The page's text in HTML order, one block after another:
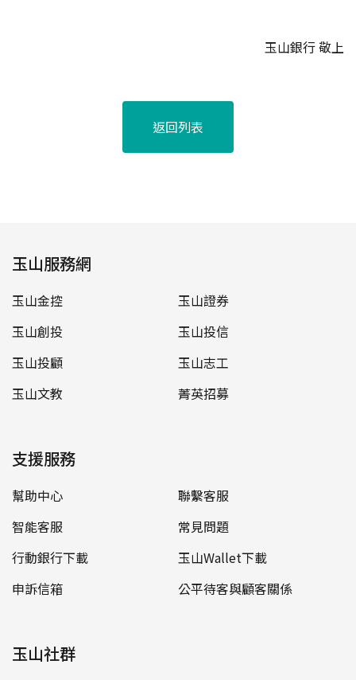
玉山銀行 敬上
返回列表
玉山服務網
玉山金控
玉山證券
玉山創投
玉山投信
玉山投顧
玉山志工
玉山文教
菁英招募
支援服務
幫助中心
聯繫客服
智能客服
常見問題
行動銀行下載
玉山Wallet下載
申訴信箱
公平待客與顧客關係
玉山社群